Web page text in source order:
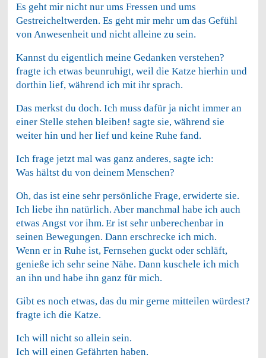
Es geht mir nicht nur ums Fressen und ums
Gestreicheltwerden. Es geht mir mehr um das Gefühl
von Anwesenheit und nicht alleine zu sein.
Kannst du eigentlich meine Gedanken verstehen?
fragte ich etwas beunruhigt, weil die Katze hierhin und
dorthin lief, während ich mit ihr sprach.
Das merkst du doch. Ich muss dafür ja nicht immer an
einer Stelle stehen bleiben! sagte sie, während sie
weiter hin und her lief und keine Ruhe fand.
Ich frage jetzt mal was ganz anderes, sagte ich:
Was hältst du von deinem Menschen?
Oh, das ist eine sehr persönliche Frage, erwiderte sie.
Ich liebe ihn natürlich. Aber manchmal habe ich auch
etwas Angst vor ihm. Er ist sehr unberechenbar in
seinen Bewegungen. Dann erschrecke ich mich.
Wenn er in Ruhe ist, Fernsehen guckt oder schläft,
genieße ich sehr seine Nähe. Dann kuschele ich mich
an ihn und habe ihn ganz für mich.
Gibt es noch etwas, das du mir gerne mitteilen würdest?
fragte ich die Katze.
Ich will nicht so allein sein.
Ich will einen Gefährten haben.